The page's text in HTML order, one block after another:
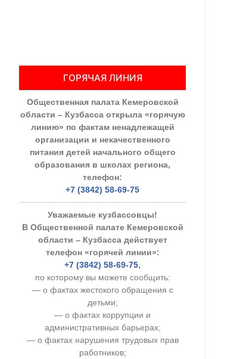
ГОРЯЧАЯ ЛИНИЯ
Общественная палата Кемеровской
области – Кузбасса открыла «горячую
линию» по фактам ненадлежащей
организации и некачественного
питания детей начального общего
образования в школах региона,
телефон:
+7 (3842) 58-69-75
Уважаемые кузбассовцы!
В Общественной палате Кемеровской
области – Кузбасса действует
телефон «горячей линии»:
+7 (3842) 58-69-75,
по которому вы можете сообщить:
— о фактах жестокого обращения с
детьми;
— о фактах коррупции и
административных барьерах;
— о фактах нарушения трудовых прав
работников;